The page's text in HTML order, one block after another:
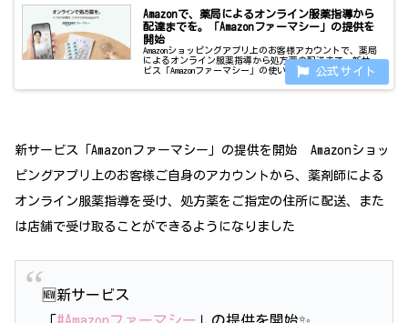
Amazonで、薬局によるオンライン服薬指導から
配達までを。「Amazonファーマシー」の提供を
開始
Amazonショッピングアプリ上のお客様アカウントで、薬局
によるオンライン服薬指導から処方薬の配送まで。新サー
ビス「Amazonファーマシー」の使い方をご紹介
新サービス「Amazonファーマシー」の提供を開始 Amazonショッ
ピングアプリ上のお客様ご自身のアカウントから、薬剤師による
オンライン服薬指導を受け、処方薬をご指定の住所に配送、また
は店舗で受け取ることができるようになりました
🆕新サービス
「#Amazonファーマシー 」の提供を開始✨